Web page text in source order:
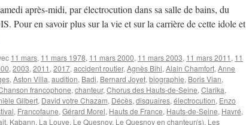
après-midi, par électrocution dans sa salle de bains, du
Pour en savoir plus sur la vie et sur la carrière de cette idole et
11 mars, 11 mars 1978, 11 mars 2000, 11 mars 2003, 11 mars 2011 , 11
, 2003, 2011 , 2017, accident routier, Agnès Bihl, Alain Chamfort, Anne
, Aston Villa, audition, Badi, Bernard Joyet, biographie, Boris Vian,
francophone, chanteur, Chorus des Hauts-de-Seine, Clarika,
Gilbert, David votre Chazam, Décès, disquaires, électrocution, Enzo
, Francofaune, Gérard Morel, Hauts de France, Hauts-de-Seine, Havré,
, Kabann, La Louve, Le Quesnoy, Le Quesnoy en chanteur(s), Les